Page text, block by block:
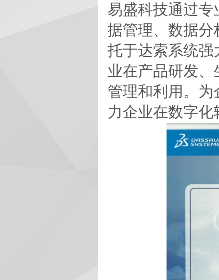
易盛科技通过
据管理、数据
托于达索系统
业在产品研发
管理和利用。
力企业在数字